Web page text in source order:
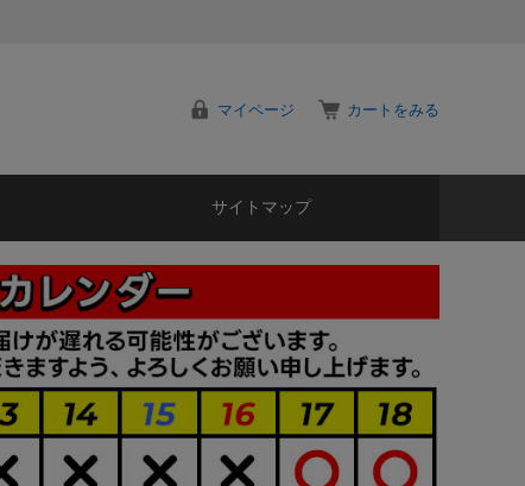
マイページ カートをみる
サイトマップ